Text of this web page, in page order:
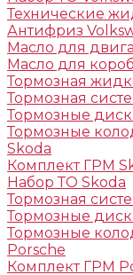
Технические
Антифриз
Масло для
Масло для
Тормозная
Тормозная
Тормозные
Тормозные
Skoda
Комплект ГРМ
Набор ТО Skoda
Тормозная
Тормозные
Тормозные
Porsche
Комплект ГРМ